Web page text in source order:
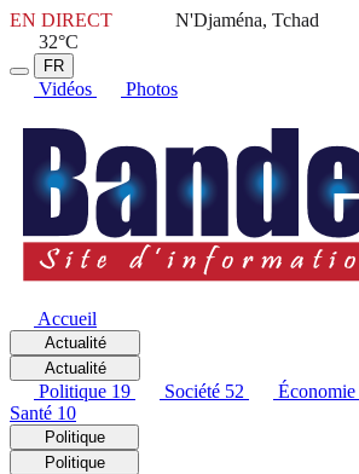
EN DIRECT
N'Djaména, Tchad
32°C
FR
Vidéos Photos
Accueil
Actualité
Actualité
Politique 19 Société 52 Économie
Santé 10
Politique
Politique